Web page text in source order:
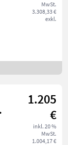
MwSt.
3.308,33 €
exkl.
1.205
€
inkl. 20 %
MwSt.
1.004,17 €